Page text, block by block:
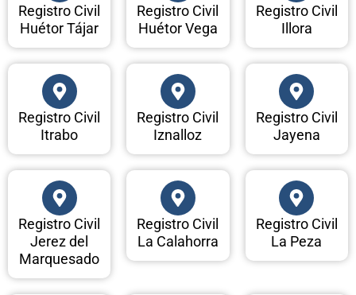
Registro Civil
Huétor Tájar
Registro Civil
Huétor Vega
Registro Civil
Illora
Registro Civil
Itrabo
Registro Civil
Iznalloz
Registro Civil
Jayena
Registro Civil
Jerez del
Marquesado
Registro Civil
La Calahorra
Registro Civil
La Peza